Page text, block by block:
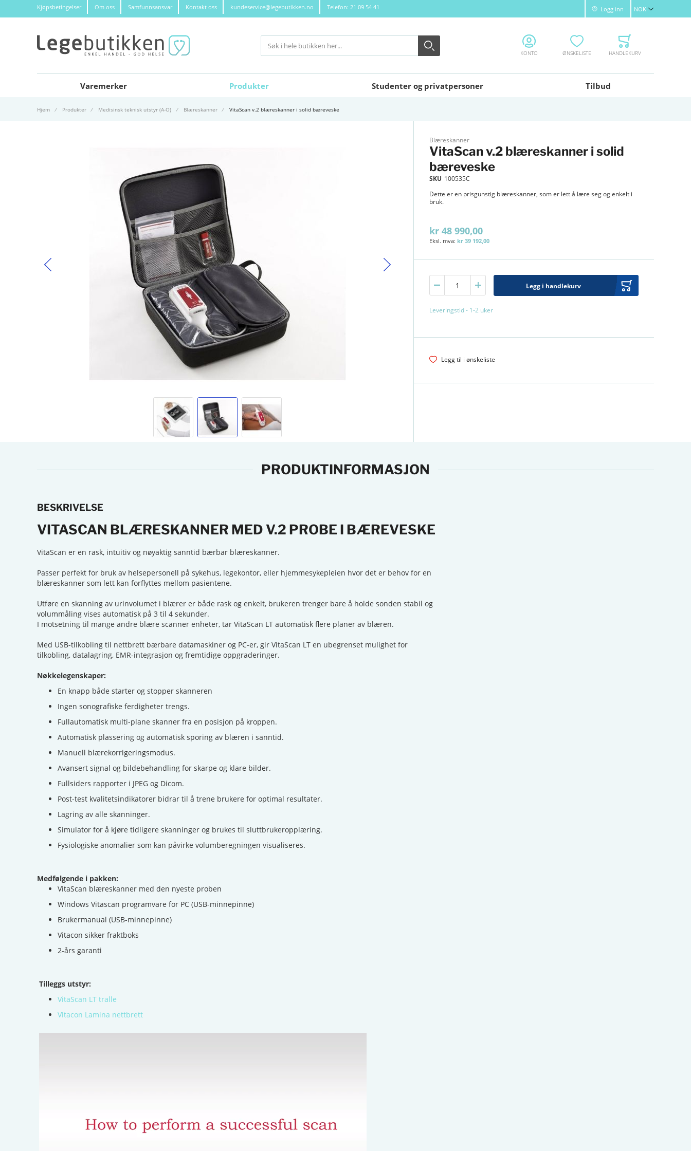
Kjøpsbetingelser Om oss Samfunnsansvar Kontakt oss kundeservice@legebutikken.no Telefon: 21 09 54 41 Logg inn ValutaNOK
Søk
Close search
Søk KONTO ØNSKELISTE HANDLEKURV
Varemerker Produkter Studenter og privatpersoner Tilbud
Hjem Produkter Medisinsk teknisk utstyr (A-O) Blæreskanner VitaScan v.2 blæreskanner i solid bæreveske
Blæreskanner
VitaScan v.2 blæreskanner i solid
bæreveske
SKU 100535C
Dette er en prisgunstig blæreskanner, som er lett å lære seg og enkelt i
bruk.
kr 48 990,00
kr 39 192,00
Legg i handlekurv
Leveringstid - 1-2 uker
Legg til i ønskeliste
PRODUKTINFORMASJON
BESKRIVELSE
VITASCAN BLÆRESKANNER MED V.2 PROBE I BÆREVESKE
VitaScan er en rask, intuitiv og nøyaktig sanntid bærbar blæreskanner.
Passer perfekt for bruk av helsepersonell på sykehus, legekontor, eller hjemmesykepleien hvor det er behov for en
blæreskanner som lett kan forflyttes mellom pasientene.
Utføre en skanning av urinvolumet i blærer er både rask og enkelt, brukeren trenger bare å holde sonden stabil og
volummåling vises automatisk på 3 til 4 sekunder.
I motsetning til mange andre blære scanner enheter, tar VitaScan LT automatisk flere planer av blæren.
Med USB-tilkobling til nettbrett bærbare datamaskiner og PC-er, gir VitaScan LT en ubegrenset mulighet for
tilkobling, datalagring, EMR-integrasjon og fremtidige oppgraderinger.
Nøkkelegenskaper:
En knapp både starter og stopper skanneren
Ingen sonografiske ferdigheter trengs.
Fullautomatisk multi-plane skanner fra en posisjon på kroppen.
Automatisk plassering og automatisk sporing av blæren i sanntid.
Manuell blærekorrigeringsmodus.
Avansert signal og bildebehandling for skarpe og klare bilder.
Fullsiders rapporter i JPEG og Dicom.
Post-test kvalitetsindikatorer bidrar til å trene brukere for optimal resultater.
Lagring av alle skanninger.
Simulator for å kjøre tidligere skanninger og brukes til sluttbrukeropplæring.
Fysiologiske anomalier som kan påvirke volumberegningen visualiseres.
Medfølgende i pakken:
VitaScan blæreskanner med den nyeste proben
Windows Vitascan programvare for PC (USB-minnepinne)
Brukermanual (USB-minnepinne)
Vitacon sikker fraktboks
2-års garanti
Tilleggs utstyr:
VitaScan LT tralle
Vitacon Lamina nettbrett